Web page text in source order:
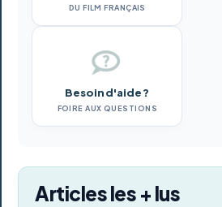
DU FILM FRANÇAIS
Besoin d'aide ?
FOIRE AUX QUESTIONS
Articles les + lus